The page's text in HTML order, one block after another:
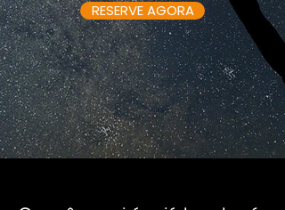
RESERVE AGORA